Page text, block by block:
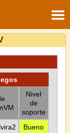
Nivel
de
soporte
Bueno